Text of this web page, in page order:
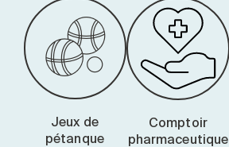
Jeux de
pétanque
Comptoir
pharmaceutique